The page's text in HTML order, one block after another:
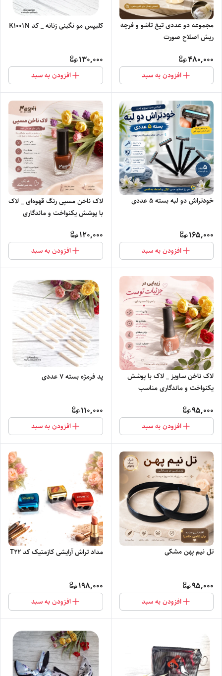
مجموعه دو عددی تیغ تاشو و فرچه
ریش اصلاح صورت
480,000
افزودن به سبد
کلیپس مو نگینی زنانه _ کد K1001N
130,000
افزودن به سبد
خودتراش دو لبه بسته ۵ عددی
165,000
افزودن به سبد
لاک ناخن مسپی رنگ قهوه‌ای _ لاک
با پوشش یکنواخت و ماندگاری
120,000
افزودن به سبد
لاک ناخن ساویز _ لاک با پوشش
یکنواخت و ماندگاری مناسب
95,000
افزودن به سبد
پد فرمژه بسته ۷ عددی
110,000
افزودن به سبد
تل نیم پهن مشکی
95,000
افزودن به سبد
مداد تراش آرایشی کازمتیک کد T22
198,000
افزودن به سبد